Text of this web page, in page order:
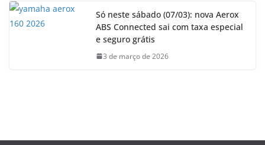
Só neste sábado (07/03): nova Aerox
ABS Connected sai com taxa especial
e seguro grátis
3 de março de 2026